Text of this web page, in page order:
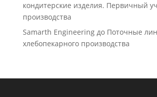
кондитерские изделия. Первичный
производства
Samarth Engineeringдо Поточные
хлебопекарного производства